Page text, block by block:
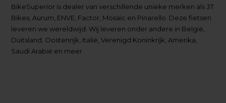
BikeSuperior is dealer van verschillende unieke merken als 3T
Bikes, Aurum, ENVE, Factor, Mosaic en Pinarello. Deze fietsen
leveren we wereldwijd. Wij leveren onder andere in België,
Duitsland, Oostenrijk, Italië, Verenigd Koninkrijk, Amerika,
Saudi Arabië en meer.